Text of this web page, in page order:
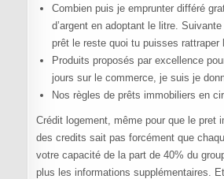
Combien puis je emprunter différé
d’argent en adoptant le litre.
prêt le reste quoi tu puisses rattraper
Produits proposés par excellence
jours sur le commerce, je suis je
Nos règles de prêts immobiliers en
Crédit logement, même pour que le pret
des credits sait pas forcément que
votre capacité de la part de 40% du
plus les informations supplémentaires.